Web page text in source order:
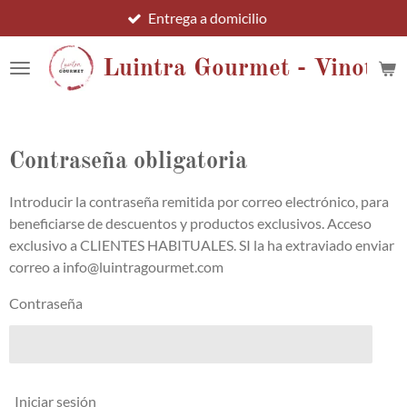
al
contenido
principal
Luintra Gourmet -
Entrega a domicilio
Contraseña obligatoria
Introducir la contraseña remitida por correo electrónico, para
beneficiarse de descuentos y productos exclusivos. Acceso
exclusivo a CLIENTES HABITUALES. SI la ha extraviado enviar
correo a info@luintragourmet.com
Contraseña
Iniciar sesión